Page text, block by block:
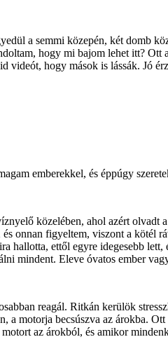
a semmi közepén, két domb
hogy mi bajom lehet itt? Ott
hogy mások is lássák. Jó
emberekkel, és éppúgy
közelében, ahol azért olvadt
onnan figyeltem, viszont a kötél
ettől egyre idegesebb
mindent. Eleve óvatos ember
reagál. Ritkán kerülök
a motorja becsúszva az árokba.
az árokból, és amikor